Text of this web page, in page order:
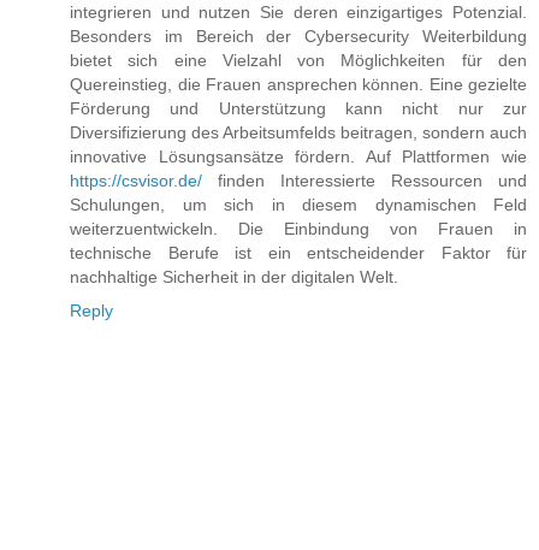
integrieren und nutzen Sie deren einzigartiges Potenzial.
Besonders im Bereich der Cybersecurity Weiterbildung
bietet sich eine Vielzahl von Möglichkeiten für den
Quereinstieg, die Frauen ansprechen können. Eine gezielte
Förderung und Unterstützung kann nicht nur zur
Diversifizierung des Arbeitsumfelds beitragen, sondern auch
innovative Lösungsansätze fördern. Auf Plattformen wie
https://csvisor.de/ finden Interessierte Ressourcen und
Schulungen, um sich in diesem dynamischen Feld
weiterzuentwickeln. Die Einbindung von Frauen in
technische Berufe ist ein entscheidender Faktor für
nachhaltige Sicherheit in der digitalen Welt.
Reply